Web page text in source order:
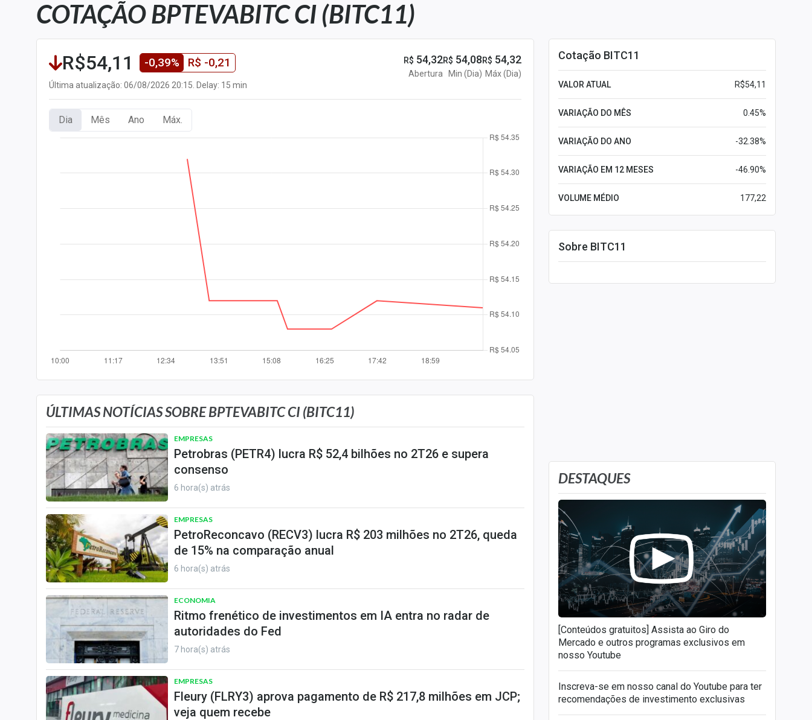
Carteiras Recomendadas
Imobiliários
Central dos IPOs
Renda Fixa
Finanças Pessoais
Expediente
COTAÇÃO BPTEVABITC CI (BITC11)
R$54,11 -0,39% R$ -0,21 R$ 54,32
Abertura
R$ 54,08
Min (Dia)
R$ 54,32
Máx (Dia)
Última atualização: 06/08/2026 20:15. Delay: 15 min
Dia Mês Ano Máx.
ÚLTIMAS NOTÍCIAS SOBRE BPTEVABITC CI (BITC11)
EMPRESAS
Petrobras (PETR4) lucra R$ 52,4 bilhões no 2T26 e supera
consenso
6 hora(s) atrás
EMPRESAS
PetroReconcavo (RECV3) lucra R$ 203 milhões no 2T26, queda
de 15% na comparação anual
6 hora(s) atrás
ECONOMIA
Ritmo frenético de investimentos em IA entra no radar de
autoridades do Fed
7 hora(s) atrás
EMPRESAS
Fleury (FLRY3) aprova pagamento de R$ 217,8 milhões em JCP;
veja quem recebe
Cotação BITC11
VALOR ATUAL R$54,11
VARIAÇÃO DO MÊS 0.45%
VARIAÇÃO DO ANO -32.38%
VARIAÇÃO EM 12 MESES -46.90%
VOLUME MÉDIO 177,22
Sobre BITC11
Leia mais
DESTAQUES
[Conteúdos gratuitos] Assista ao Giro do
Mercado e outros programas exclusivos em
nosso Youtube
Inscreva-se em nosso canal do Youtube para ter
recomendações de investimento exclusivas